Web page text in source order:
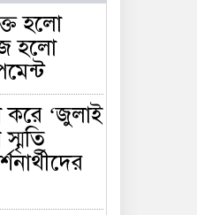
হলো
হলো
করে ‘জুলাই